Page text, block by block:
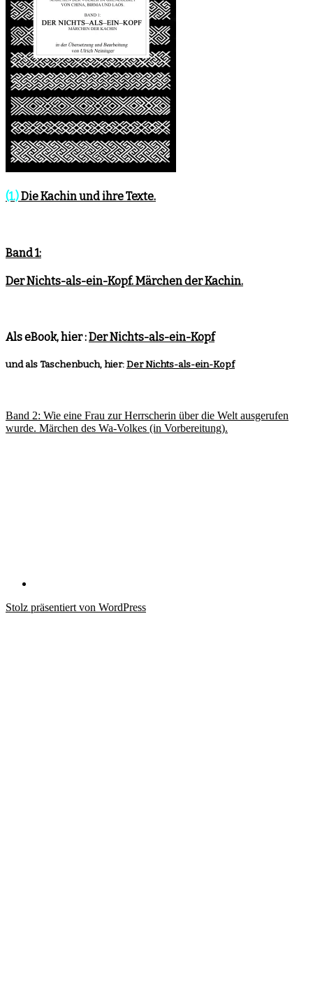
(1.)Die Kachin und ihre Texte.
Band 1:
Der Nichts-als-ein-Kopf. Märchen der Kachin.
Als eBook, hier :Der Nichts-als-ein-Kopf
und als Taschenbuch, hier:Der Nichts-als-ein-Kopf
Band 2: Wie eine Frau zur Herrscherin über die Welt ausgerufen
wurde. Märchen des Wa-Volkes (in Vorbereitung).
Stolz präsentiert von WordPress